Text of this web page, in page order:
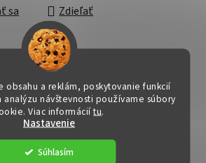
obsahu a reklám, poskytovanie funkcií
analýzu návštevnosti používame súbory
Viac informáciítu.
Nastavenie
Súhlasím
sa Zdieľať